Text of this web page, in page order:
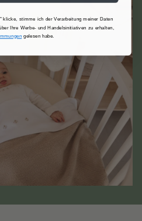
klicke, stimme ich der Verarbeitung meiner Daten
Ihre Werbe- und Handelsinitiativen zu erhalten,
gelesen habe.